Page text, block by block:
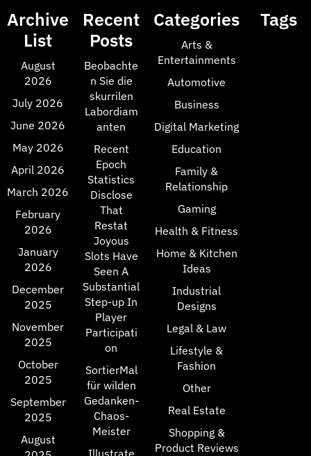
Archive
List
August
2026
July 2026
June 2026
May 2026
April 2026
March 2026
February
2026
January
2026
December
2025
November
2025
October
2025
September
2025
August
Recent
Posts
Beobachte
n Sie die
skurrilen
Labordiam
anten
Recent
Epoch
Statistics
Disclose
That
Restat
Joyous
Slots Have
Seen A
Substantial
Step-up In
Player
Participati
on
SortierMal
für wilden
Gedanken-
Chaos-
Meister
Illustrate
Categories
Arts &
Entertainments
Automotive
Business
Digital Marketing
Education
Family &
Relationship
Gaming
Health & Fitness
Home & Kitchen
Ideas
Industrial
Designs
Legal & Law
Lifestyle &
Fashion
Other
Real Estate
Shopping &
Product Reviews
Tags